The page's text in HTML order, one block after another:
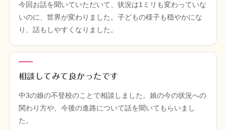
今回お話を聞いていただいて、状況は1ミリも変わっていな
いのに、世界が変わりました。子どもの様子も穏やかにな
り、話もしやすくなりました。
相談してみて良かったです
中3の娘の不登校のことで相談しました。娘の今の状況への
関わり方や、今後の進路について話を聞いてもらいまし
た。